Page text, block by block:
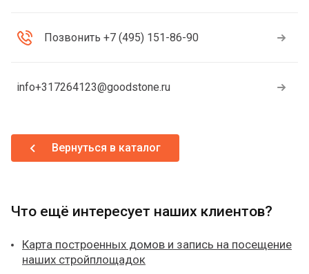
Позвонить +7 (495) 151-86-90
info+317264123@goodstone.ru
Вернуться в каталог
Что ещё интересует наших клиентов?
Карта построенных домов и запись на посещение
наших стройплощадок